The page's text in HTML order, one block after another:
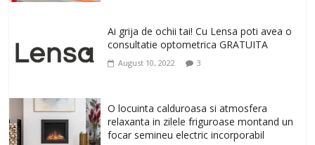
un corp sanatos si armonios dezvoltat,
cu Flexor Fitness-dispozitiv pentru
Un ten regenerat, fara riduri. Crema
antirid Ivatherm pentru o piele neteda si
elastica.
Ai grija de ochii tai! Cu Lensa poti avea o
consultatie optometrica GRATUITA
August 10, 2022 3
O locuinta calduroasa si atmosfera
relaxanta in zilele friguroase montand un
focar semineu electric incorporabil